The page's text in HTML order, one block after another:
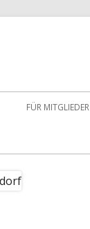
FÜR MITGLIEDER